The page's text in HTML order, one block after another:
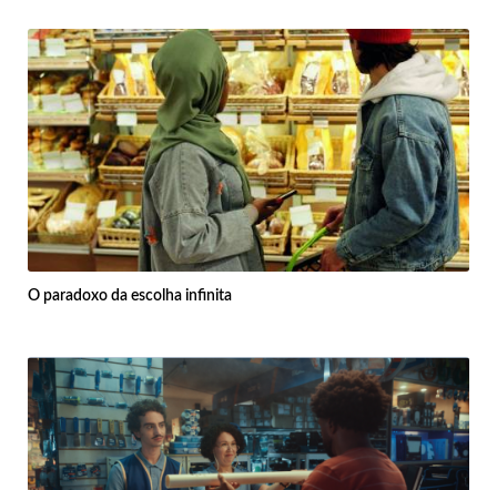
O paradoxo da escolha infinita